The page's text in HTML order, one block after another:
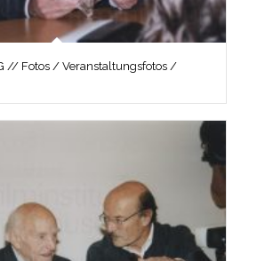
// Fotos / Veranstaltungsfotos /